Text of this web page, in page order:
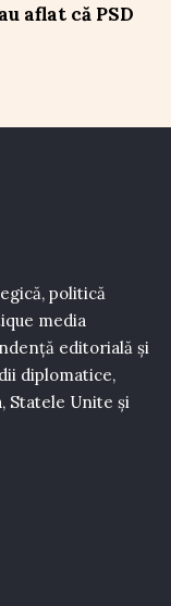
aflat că PSD
politică
media
editorială și
diplomatice,
Statele Unite și